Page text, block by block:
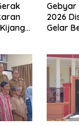
Gebyar
2026
Gelar